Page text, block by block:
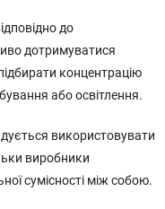
до
дотримуватися
концентрацію
або освітлення.
використовувати
виробники
сумісності між собою.